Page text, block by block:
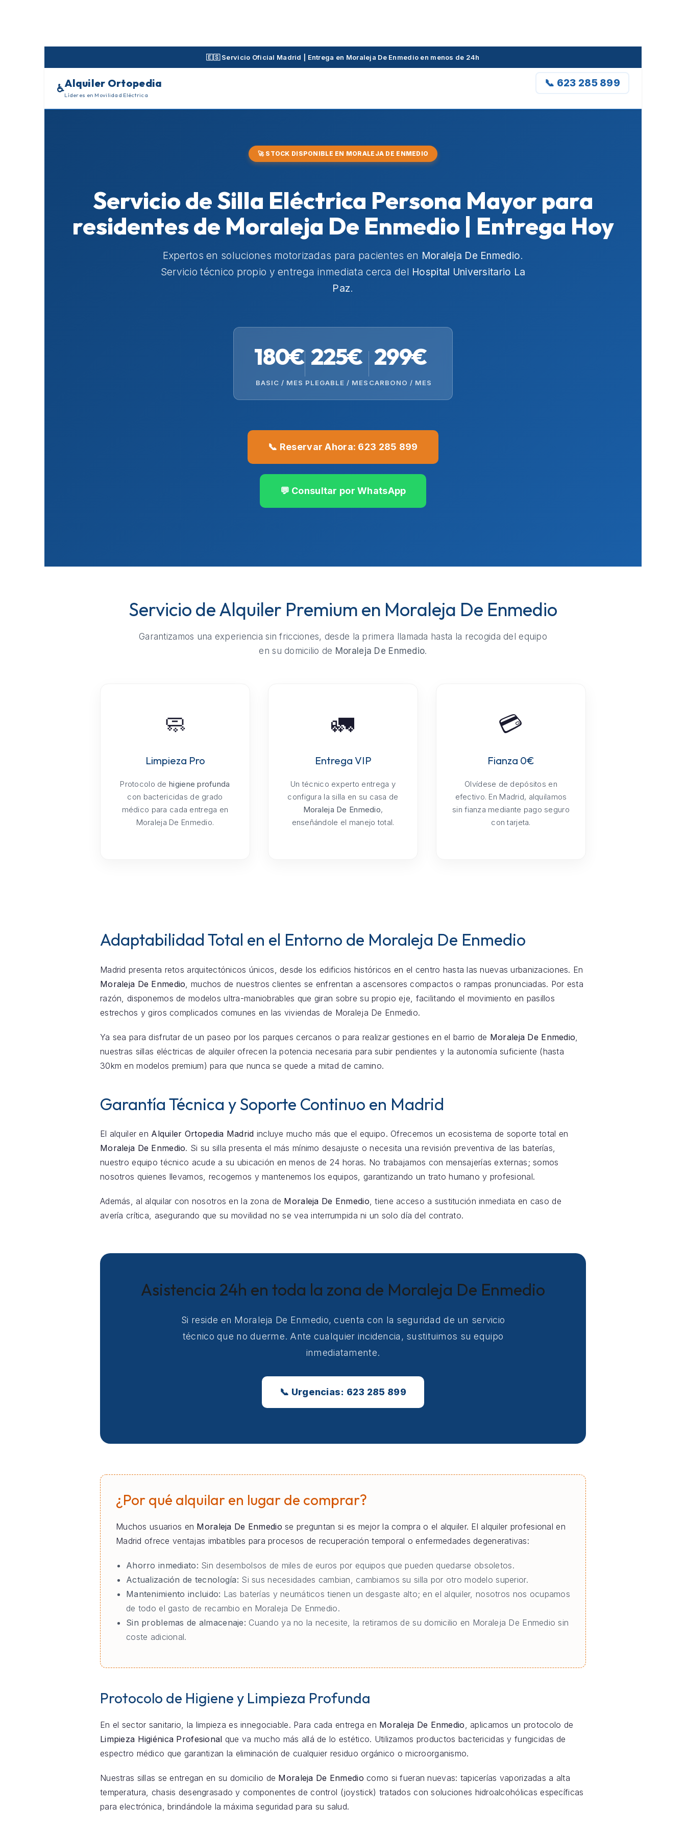
🇪🇸 Servicio Oficial Madrid | Entrega en Moraleja De Enmedio en menos de 24h
♿Alquiler Ortopedia
Líderes en Movilidad Eléctrica
📞 623 285 899
🚀 STOCK DISPONIBLE EN MORALEJA DE ENMEDIO
Servicio de Silla Eléctrica Persona Mayor para
residentes de Moraleja De Enmedio | Entrega Hoy
Expertos en soluciones motorizadas para pacientes en Moraleja De Enmedio.
Servicio técnico propio y entrega inmediata cerca del Hospital Universitario La
Paz.
180€
BASIC / MES
225€
PLEGABLE / MES
299€
CARBONO / MES
📞 Reservar Ahora: 623 285 899
💬 Consultar por WhatsApp
Servicio de Alquiler Premium en Moraleja De Enmedio
Garantizamos una experiencia sin fricciones, desde la primera llamada hasta la recogida del equipo
en su domicilio de Moraleja De Enmedio.
🧼
Limpieza Pro
Protocolo dehigiene profunda
con bactericidas de grado
médico para cada entrega en
Moraleja De Enmedio.
🚛
Entrega VIP
Un técnico experto entrega y
configura la silla en su casa de
Moraleja De Enmedio,
enseñándole el manejo total.
💳
Fianza 0€
Olvídese de depósitos en
efectivo. En Madrid, alquilamos
sin fianza mediante pago seguro
con tarjeta.
Adaptabilidad Total en el Entorno de Moraleja De Enmedio
Madrid presenta retos arquitectónicos únicos, desde los edificios históricos en el centro hasta las nuevas urbanizaciones. En
Moraleja De Enmedio , muchos de nuestros clientes se enfrentan a ascensores compactos o rampas pronunciadas. Por esta
razón, disponemos de modelos ultra-maniobrables que giran sobre su propio eje, facilitando el movimiento en pasillos
estrechos y giros complicados comunes en las viviendas de Moraleja De Enmedio.
Ya sea para disfrutar de un paseo por los parques cercanos o para realizar gestiones en el barrio de Moraleja De Enmedio
nuestras sillas eléctricas de alquiler ofrecen la potencia necesaria para subir pendientes y la autonomía suficiente (hasta
30km en modelos premium) para que nunca se quede a mitad de camino.
Garantía Técnica y Soporte Continuo en Madrid
El alquiler en Alquiler Ortopedia Madrid incluye mucho más que el equipo. Ofrecemos un ecosistema de soporte total en
Moraleja De Enmedio. Si su silla presenta el más mínimo desajuste o necesita una revisión preventiva de las baterías,
nuestro equipo técnico acude a su ubicación en menos de 24 horas. No trabajamos con mensajerías externas; somos
nosotros quienes llevamos, recogemos y mantenemos los equipos, garantizando un trato humano y profesional.
Además, al alquilar con nosotros en la zona de Moraleja De Enmedio, tiene acceso a sustitución inmediata en caso de
avería crítica, asegurando que su movilidad no se vea interrumpida ni un solo día del contrato.
Asistencia 24h en toda la zona de Moraleja De Enmedio
Si reside en Moraleja De Enmedio, cuenta con la seguridad de un servicio
técnico que no duerme. Ante cualquier incidencia, sustituimos su equipo
inmediatamente.
📞 Urgencias: 623 285 899
¿Por qué alquilar en lugar de comprar?
Muchos usuarios en Moraleja De Enmedio se preguntan si es mejor la compra o el alquiler. El alquiler profesional en
Madrid ofrece ventajas imbatibles para procesos de recuperación temporal o enfermedades degenerativas:
Ahorro inmediato: Sin desembolsos de miles de euros por equipos que pueden quedarse obsoletos.
Actualización de tecnología: Si sus necesidades cambian, cambiamos su silla por otro modelo superior.
Mantenimiento incluido: Las baterías y neumáticos tienen un desgaste alto; en el alquiler, nosotros nos ocupamos
de todo el gasto de recambio en Moraleja De Enmedio.
Sin problemas de almacenaje: Cuando ya no la necesite, la retiramos de su domicilio en Moraleja De Enmedio sin
coste adicional.
Protocolo de Higiene y Limpieza Profunda
En el sector sanitario, la limpieza es innegociable. Para cada entrega en Moraleja De Enmedio , aplicamos un protocolo de
Limpieza Higiénica Profesional que va mucho más allá de lo estético. Utilizamos productos bactericidas y fungicidas de
espectro médico que garantizan la eliminación de cualquier residuo orgánico o microorganismo.
Nuestras sillas se entregan en su domicilio de Moraleja De Enmedio como si fueran nuevas: tapicerías vaporizadas a alta
temperatura, chasis desengrasado y componentes de control (joystick) tratados con soluciones hidroalcohólicas específicas
para electrónica, brindándole la máxima seguridad para su salud.